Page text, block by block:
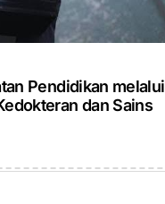
Pendidikan melalui
dan Sains